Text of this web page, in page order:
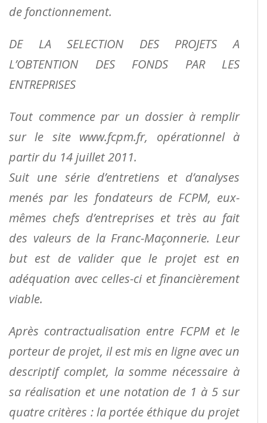
de fonctionnement.
DE LA SELECTION DES PROJETS A
L’OBTENTION DES FONDS PAR LES
ENTREPRISES
Tout commence par un dossier à remplir
sur le site www.fcpm.fr, opérationnel à
partir du 14 juillet 2011.
Suit une série d’entretiens et d’analyses
menés par les fondateurs de FCPM, eux-
mêmes chefs d’entreprises et très au fait
des valeurs de la Franc-Maçonnerie. Leur
but est de valider que le projet esten
adéquation avec celles-ci et financièrement
viable.
Après contractualisation entre FCPM et le
porteur de projet, il est mis en ligne avec un
descriptif complet, la somme nécessaire à
sa réalisation et une notation de 1 à 5 sur
quatre critères : la portée éthique du projet